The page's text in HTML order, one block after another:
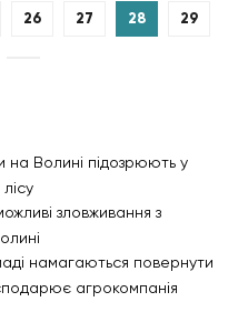
26 27 28 29
на Волині підозрюють у
зловживання з
намагаються повернути
агрокомпанія